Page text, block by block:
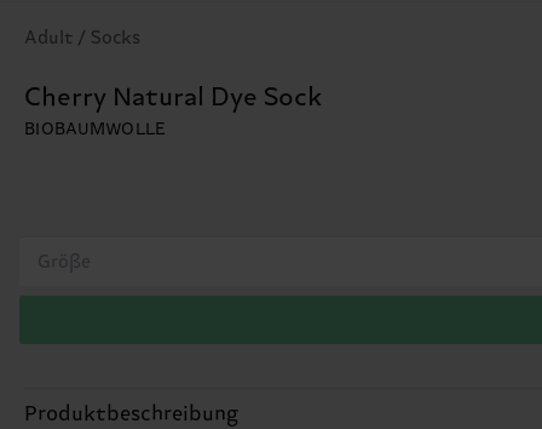
Adult / Socks
Cherry Natural Dye Sock
BIOBAUMWOLLE
Größe
Produktbeschreibung